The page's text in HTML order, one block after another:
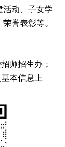
活动、子女学
誉表彰等。
师招生办；
本信息上